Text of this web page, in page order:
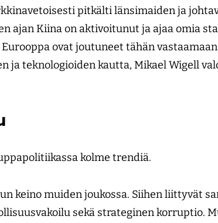
pitkälti länsimaiden ja
ajan Kiina on aktivoitunut ja ajaa omia
ovat joutuneet tähän
ja teknologioiden kautta, Mikael Wigell
kolme trendiä.
keino muiden joukossa. Siihen liittyvät
sekä strateginen korruptio.